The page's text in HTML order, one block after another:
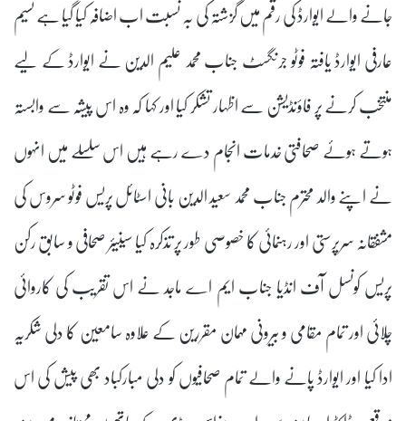
جانے والے ایوارڈ کی رقم میں گزشتہ کی بہ نسبت اب اضافہ کیا گیا ہے نسیم
عارفی ایوارڈ یافتہ فوٹو جرنگسٹ جناب محمد علیم الدین نے ایوارڈ کے لیے
منتخب کرنے پر فاؤنڈیشن سے اظہار تشکر کیا اور کہا کہ وہ اس پیشہ سے وابستہ
ہوتے ہوئے صحافتی خدمات انجام دے رہے ہیں اس سلسلے میں انہوں
نے اپنے والد محترم جناب محمد سعید الدین بانی اسٹائل پریس فوٹو سروس کی
مشفقانہ سرپرستی اور رہنمائی کا خصوصی طور پر تذکرہ کیا سینیئر صحافی و سابق رکن
پریس کونسل آف انڈیا جناب ایم اے ماجد نے اس تقریب کی کاروائی
چلائی اور تمام مقامی و بیرونی مہمان مقررین کے علاوہ سامعین کا دلی شکریہ
ادا کیا اور ایوارڈ پانے والے تمام صحافیوں کو دلی مبارکباد بھی پیش کی اس